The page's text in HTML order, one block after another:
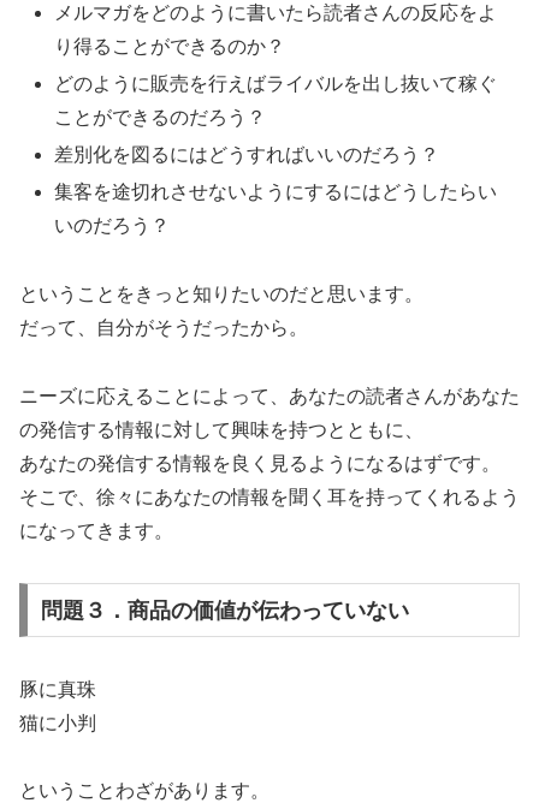
メルマガをどのように書いたら読者さんの反応をよ
り得ることができるのか？
どのように販売を行えばライバルを出し抜いて稼ぐ
ことができるのだろう？
差別化を図るにはどうすればいいのだろう？
集客を途切れさせないようにするにはどうしたらい
いのだろう？
ということをきっと知りたいのだと思います。
だって、自分がそうだったから。
ニーズに応えることによって、あなたの読者さんがあなた
の発信する情報に対して興味を持つとともに、
あなたの発信する情報を良く見るようになるはずです。
そこで、徐々にあなたの情報を聞く耳を持ってくれるよう
になってきます。
問題３．商品の価値が伝わっていない
豚に真珠
猫に小判
ということわざがあります。